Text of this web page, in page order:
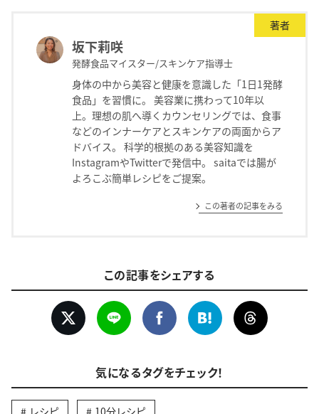
著者
坂下莉咲
発酵食品マイスター/スキンケア指導士
身体の中から美容と健康を意識した「1日1発酵
食品」を習慣に。 美容業に携わって10年以
上。理想の肌へ導くカウンセリングでは、食事
などのインナーケアとスキンケアの両面からア
ドバイス。 科学的根拠のある美容知識を
InstagramやTwitterで発信中。 saitaでは腸が
よろこぶ簡単レシピをご提案。
この著者の記事をみる
この記事をシェアする
気になるタグをチェック！